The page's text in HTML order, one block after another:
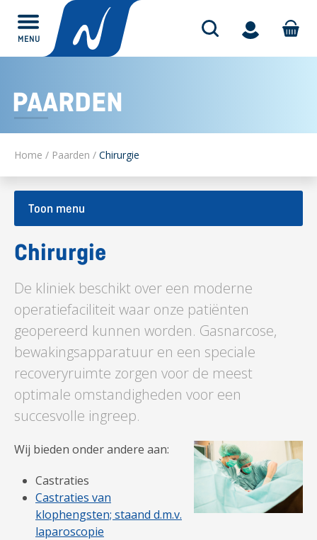
MENU
PAARDEN
Home / Paarden / Chirurgie
Toon menu
Chirurgie
De kliniek beschikt over een moderne
operatiefaciliteit waar onze patiënten
geopereerd kunnen worden. Gasnarcose,
bewakingsapparatuur en een speciale
recoveryruimte zorgen voor de meest
optimale omstandigheden voor een
succesvolle ingreep.
Wij bieden onder andere aan:
Castraties
Castraties van
klophengsten; staand d.m.v.
laparoscopie